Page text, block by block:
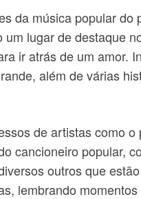
da música popular do
lugar de destaque
ir atrás de um amor.
além de várias
de artistas como o
cancioneiro popular,
outros que
lembrando